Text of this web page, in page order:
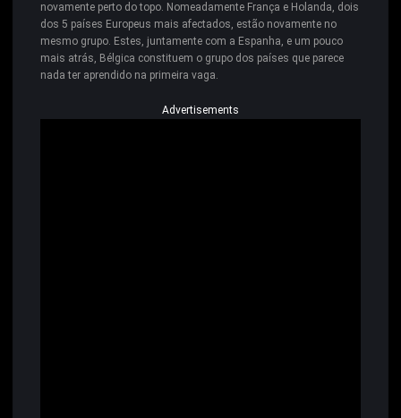
novamente perto do topo. Nomeadamente França e Holanda, dois
dos 5 países Europeus mais afectados, estão novamente no
mesmo grupo. Estes, juntamente com a Espanha, e um pouco
mais atrás, Bélgica constituem o grupo dos países que parece
nada ter aprendido na primeira vaga.
Advertisements